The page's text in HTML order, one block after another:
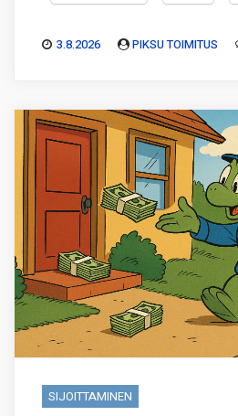
3.8.2026 PIKSU TOIMITUS
SIJOITTAMINEN